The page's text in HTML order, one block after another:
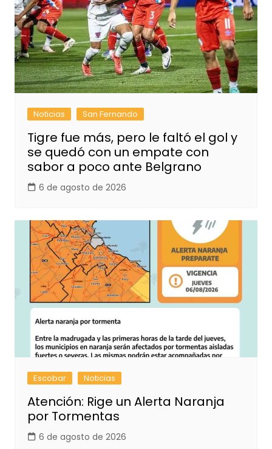
Noticias San Fernando
Tigre fue más, pero le faltó el gol y
se quedó con un empate con
sabor a poco ante Belgrano
6 de agosto de 2026
Escobar Noticias
Atención: Rige un Alerta Naranja
por Tormentas
6 de agosto de 2026